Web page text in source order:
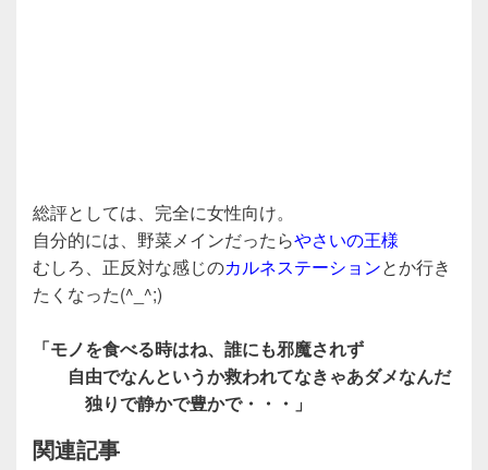
総評としては、完全に女性向け。
自分的には、野菜メインだったらやさいの王様
むしろ、正反対な感じのカルネステーションとか行き
たくなった(^_^;)
「モノを食べる時はね、誰にも邪魔されず
自由でなんというか救われてなきゃあダメなんだ
独りで静かで豊かで・・・」
関連記事